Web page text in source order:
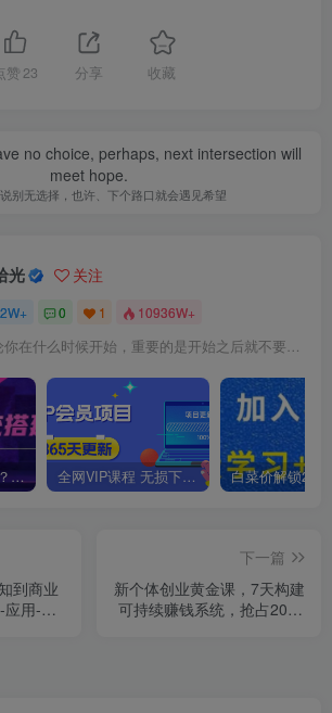
赞 23 分享 收藏
no choice, perhaps, next intersection will
meet hope.
别无选择，也许、下个路口就会遇见希望
光 关注
2W+ 0 1 10936W+
无论你在什么时候开始，重要的是开始之后就不要停止
你还在到处找项目？还在当韭菜？我靠卖项目一个月收入5万+，曾经我也是个失败者。 全网VIP课程 无损下载~
到商业
用-进
下一篇
新个体创业黄金课，7天构建
可持续赚钱系统，抢占2025